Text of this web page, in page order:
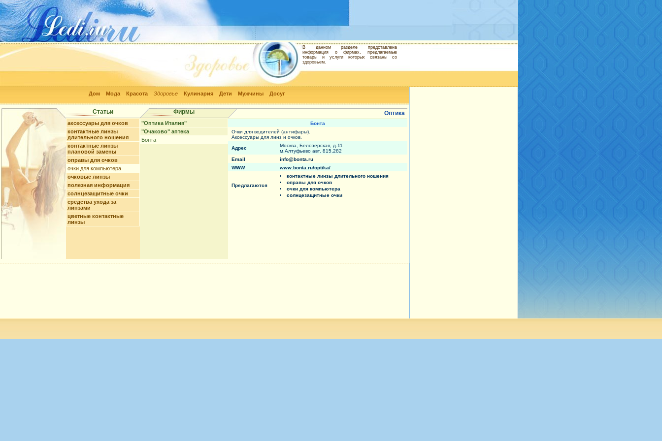
Дом Мода Красота Здоровье Кулинария Дети Мужчины Досуг
В данном разделе представлена
информация о фирмах, предлагаемые
товары и услуги которых связаны со
здоровьем.
Статьи Фирмы Оптика
аксессуары для очков
контактные линзы
длительного ношения
контактные линзы
плановой замены
оправы для очков
очки для компьютера
очковые линзы
полезная информация
солнцезащитные очки
средства ухода за
линзами
цветные контактные
линзы
"Оптика Италия"
"Очаково" аптека
Бонта
Бонта
Очки для водителей (антифары).
Аксессуары для линз и очков.
Адрес
Москва, Белозерская, д.11
м.Алтуфьево авт. 815,282
Email
info@bonta.ru
WWW
www.bonta.ru/optika/
Предлагаются
контактные линзы длительного ношения
оправы для очков
очки для компьютера
солнцезащитные очки